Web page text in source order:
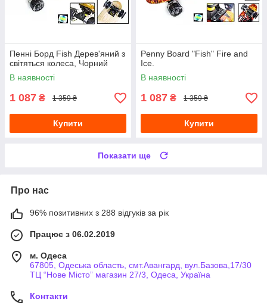
Пенні Борд Fish Дерев'яний з
світяться колеса, Чорний
В наявності
1 087 ₴ 1 359 ₴
Купити
Penny Board "Fish" Fire and
Ice.
В наявності
1 087 ₴ 1 359 ₴
Купити
Показати ще
Про нас
96% позитивних з 288 відгуків за рік
Працює з 06.02.2019
м. Одеса
67805, Одеська область, смт.Авангард, вул.Базова,17/30
ТЦ “Нове Місто” магазин 27/3, Одеса, Україна
Контакти